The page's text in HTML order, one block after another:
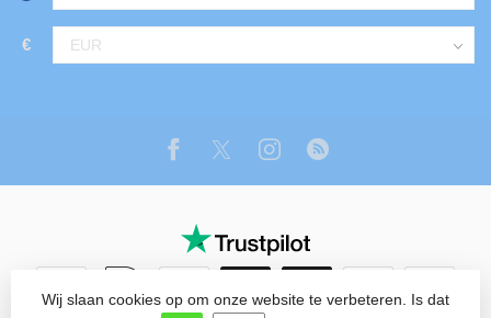
€
Wij slaan cookies op om onze website te verbeteren. Is dat